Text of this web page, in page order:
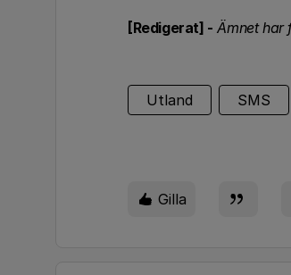
[Redigerat] - Ämnet har
Utland SMS
Gilla